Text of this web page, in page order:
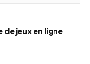
jeux en ligne